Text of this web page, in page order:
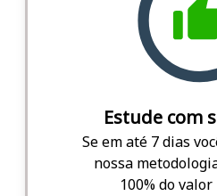
Estude com
Se em até 7 dias
nossa
100% do